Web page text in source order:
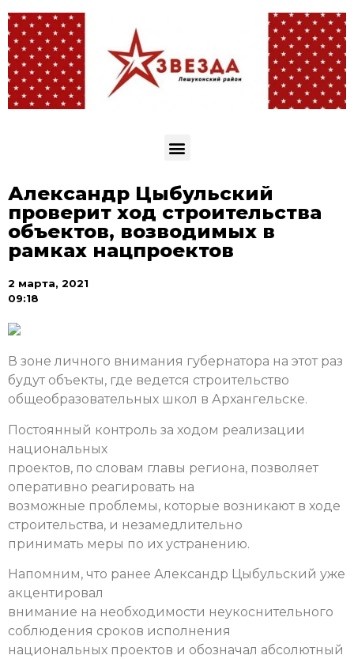
Александр Цыбульский
проверит ход строительства
объектов, возводимых в
рамках нацпроектов
2 марта, 2021
09:18
В зоне личного внимания губернатора на этот раз
будут объекты, где ведется строительство
общеобразовательных школ в Архангельске.
Постоянный контроль за ходом реализации
национальных
проектов, по словам главы региона, позволяет
оперативно реагировать на
возможные проблемы, которые возникают в ходе
строительства, и незамедлительно
принимать меры по их устранению.
Напомним, что ранее Александр Цыбульский уже
акцентировал
внимание на необходимости неукоснительного
соблюдения сроков исполнения
национальных проектов и обозначал абсолютный